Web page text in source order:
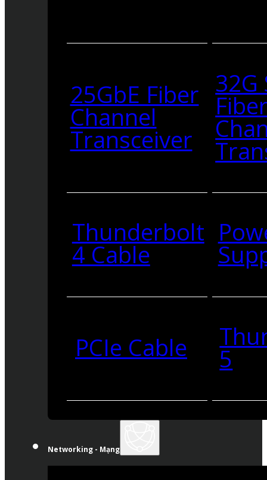
25GbE Fiber
Channel
Transceiver
32G
Thunderbolt
4 Cable
PCIe Cable 5
Networking - Mạng